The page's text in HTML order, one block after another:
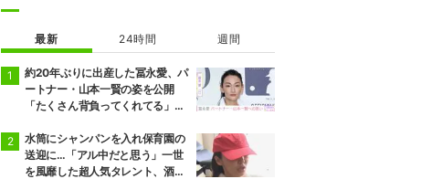
最新 24時間 週間
約20年ぶりに出産した冨永愛、パ
ートナー・山本一賢の姿を公開
「たくさん背負ってくれてる」感
水筒にシャンパンを入れ保育園の
送迎に…「アル中だと思う」一世
を風靡した超人気タレント、酒漬